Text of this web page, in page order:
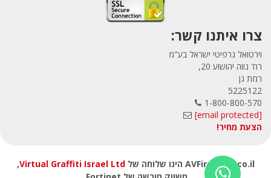
צרו איתנו קשר:
וירטואל גרפיטי ישראל בע"מ
רח' נווה יהושוע 20,
רמת גן
5225122
1-800-800-570
[email protected]
הצעת מחיר!
AVFirewalls.co.il הינו שלוחה של Virtual Graffiti Israel Ltd
,